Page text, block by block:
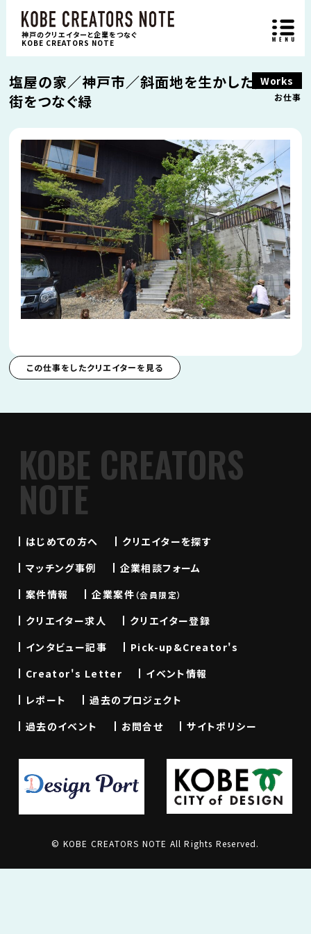
神戸のクリエイターと企業をつなぐ
KOBE CREATORS NOTE
Works
お仕事
塩屋の家／神戸市／斜面地を生かした建物と
街をつなぐ緑
この仕事をしたクリエイターを見る
KOBE CREATORS
NOTE
はじめての方へ
クリエイターを探す
マッチング事例
企業相談フォーム
案件情報
企業案件（会員限定）
クリエイター求人
クリエイター登録
インタビュー記事
Pick-up&Creator's
Creator's Letter
イベント情報
レポート
過去のプロジェクト
過去のイベント
お問合せ サイトポリシー
© KOBE CREATORS NOTE All Rights Reserved.